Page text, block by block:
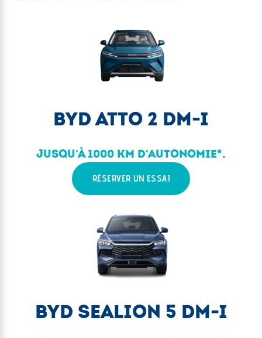
BYD ATTO 2 DM-I
JUSQU'À 1000 KM D'AUTONOMIE*.
RÉSERVER UN ESSAI
BYD SEALION 5 DM-I